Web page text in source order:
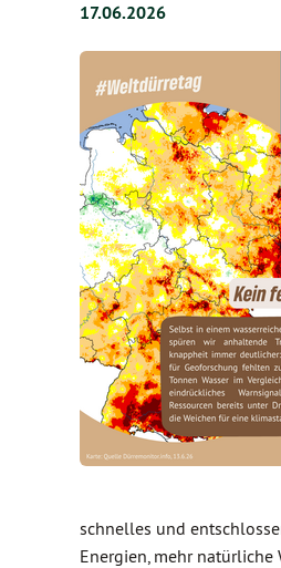
17.06.2026
schnelles und
Energien, mehr natürliche